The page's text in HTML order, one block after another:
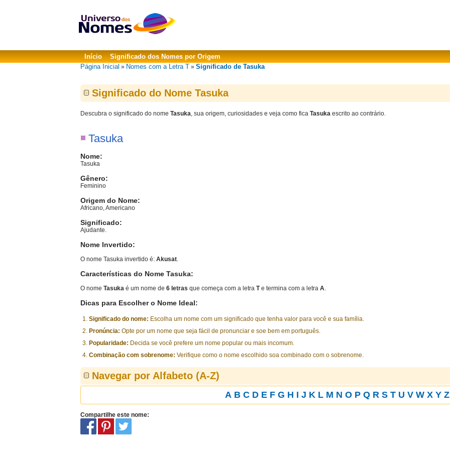
Início
Significado dos Nomes por Origem
Página Inicial » Nomes com a Letra T » Significado de Tasuka
Significado do Nome Tasuka
Descubra o significado do nome Tasuka, sua origem, curiosidades e veja como fica Tasuka escrito ao contrário.
Tasuka
Nome:
Tasuka
Gênero:
Feminino
Origem do Nome:
Africano, Americano
Significado:
Ajudante.
Nome Invertido:
O nome Tasuka invertido é: Akusat.
Características do Nome Tasuka:
O nome Tasuka é um nome de 6 letras que começa com a letra Te termina com a letra A.
Dicas para Escolher o Nome Ideal:
Significado do nome: Escolha um nome com um significado que tenha valor para você e sua família.
Pronúncia: Opte por um nome que seja fácil de pronunciar e soe bem em português.
Popularidade: Decida se você prefere um nome popular ou mais incomum.
Combinação com sobrenome: Verifique como o nome escolhido soa combinado com o sobrenome.
Navegar por Alfabeto (A-Z)
A B C D E F G H I J K L M N O P Q R S T U V W X Y Z
Compartilhe este nome: